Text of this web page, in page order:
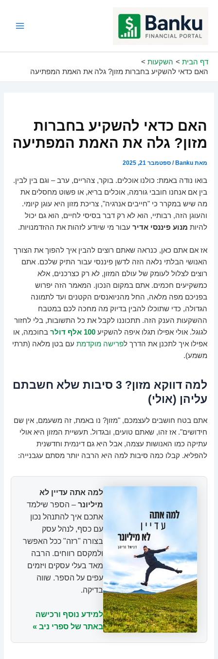
דף הבית
השקעות
האם כדאי להשקיע בחברות מזון? גלה את האמת המפתיעה
האם כדאי להשקיע בחברות
מזון? גלה את האמת המפתיעה
מאתBanku
/ספטמבר 21, 2025
בואו נודה באמת: כולנו אוכלים. בוקר, צהריים, ערב – וגם בין לבין.
בין אם אנחנו חובבי גורמה, אוכלים בריא, או פשוט מחסלים את
מה שיש במקרר כי "חייבים אנרגיה", צריכת מזון היא עוגן קיומי.
והעוגן הזה, רבותיי, הוא לא רק דבר בסיסי לחיים, הוא גם יכול
להיות מנוע פיננסי אדיר עבור מי שיודע לזהות את ההזדמנויות.
אז אם אתם כאן, כנראה שאתם רוצים להבין איך להפוך את הצורך
האנושי הבלתי נלאה הזה לדשן פיננסי עבור התיק שלכם. אתם
רוצים לצלול לעומק של עולם המזון, לא רק כצרכנים, אלא
כמשקיעים חכמים. אתם במקום הנכון. המאמר הזה יפרוש
בפניכם מפה מלאה, החל מהניואנסים הקטנים ועד לתמונה
הגדולה, כדי שתוכלו להבין בדיוק מה מחכה לכם במטבח
ההשקעות הענק הזה. תתכוננו לקבל את כל התשובות, בלי לחזור
לגוגל. אולי אפילו תגלו איפה להשקיע100 אלף דולר
בחוכמה, או
אפילו איך לתכנן את הדרך לפרישה מוקדמת עם בטן מלאה (תרתי
משמע).
למה דווקא מזון? 3 סיבות שלא חשבתם
עליהן (אולי)
אתם בטח חושבים לעצמכם, "מזון? נו באמת, זה משעמם, אין שם
חידושים". אז זהו, שאתם טועים, ובגדול. תעשיית המזון היא אולי
עתיקה כמו האנושות עצמה, אבל היא גם דינמית וחדשנית
להפליא. קבלו כמה סיבות למה היא הרבה יותר מסתם עגבנייה:
למה אתה עדיין לא
מיליונר – הספר שילמד
אתכם איך להתנהל נכון
עם כסף, לנהל עסק
בצורה "רזה" ככל האפשר
ולמקסם רווחים. הרבה
מאד בעלי עסקים ויזמים
עפים על הספר. שווה
בדיקה.
למידע נוסף ורכישה
באתר של ספרי ניב »